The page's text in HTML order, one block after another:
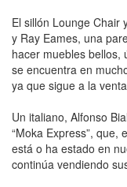
El sillón Lounge Chair
y Ray Eames, una
hacer muebles bellos,
se encuentra en
ya que sigue a la
Un italiano, Alfonso
“Moka Express”, que,
está o ha estado en
continúa vendiendo